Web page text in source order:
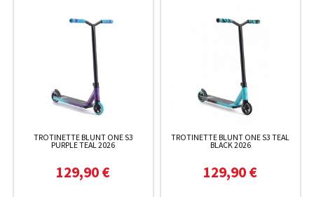
TROTINETTE BLUNT ONE S3
PURPLE TEAL 2026
129,90 €
TROTINETTE BLUNT ONE S3 TEAL
BLACK 2026
129,90 €